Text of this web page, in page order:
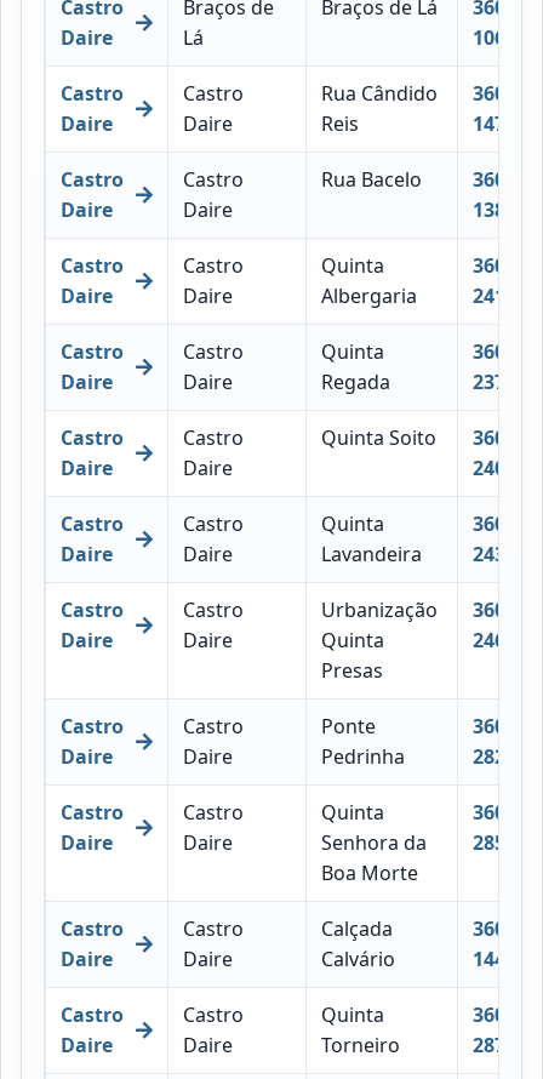
Castro
Daire
Braços de
Lá
Braços de Lá
3600-
106
Castro
Daire
Castro
Daire
Rua Cândido
Reis
3600-
147
Castro
Daire
Castro
Daire
Rua Bacelo
3600-
138
Castro
Daire
Castro
Daire
Quinta
Albergaria
3600-
241
Castro
Daire
Castro
Daire
Quinta
Regada
3600-
237
Castro
Daire
Castro
Daire
Quinta Soito
3600-
240
Castro
Daire
Castro
Daire
Quinta
Lavandeira
3600-
243
Castro
Daire
Castro
Daire
Urbanização
Quinta
Presas
3600-
246
Castro
Daire
Castro
Daire
Ponte
Pedrinha
3600-
282
Castro
Daire
Castro
Daire
Quinta
Senhora da
Boa Morte
3600-
285
Castro
Daire
Castro
Daire
Calçada
Calvário
3600-
144
Castro
Daire
Castro
Daire
Quinta
Torneiro
3600-
287